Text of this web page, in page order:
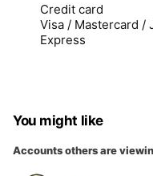
Credit card
Visa / Mastercard /
Express
You might like
Accounts others are